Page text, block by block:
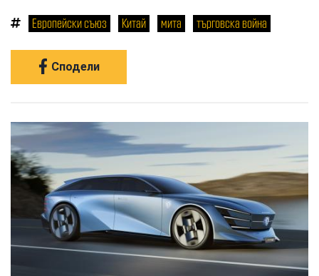
Европейски съюз Китай мита търговска война
Сподели